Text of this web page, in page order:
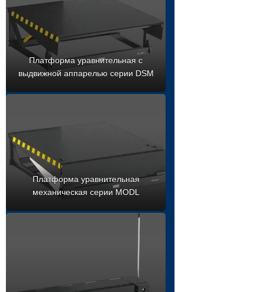
Платформа уравнительная с
выдвижной аппарелью серии DSM
Платформа уравнительная
механическая серии MODL